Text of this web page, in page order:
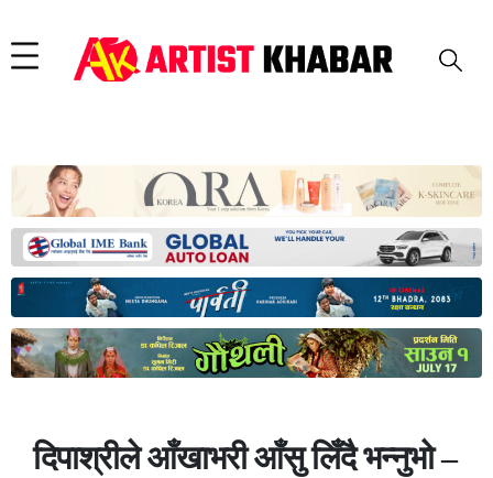
दिपाश्रीले आँखाभरी आँसु लिँदै भन्नुभो –